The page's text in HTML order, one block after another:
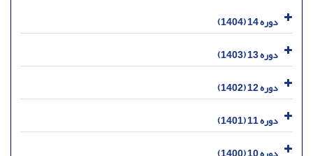
دوره 14 (1404)
دوره 13 (1403)
دوره 12 (1402)
دوره 11 (1401)